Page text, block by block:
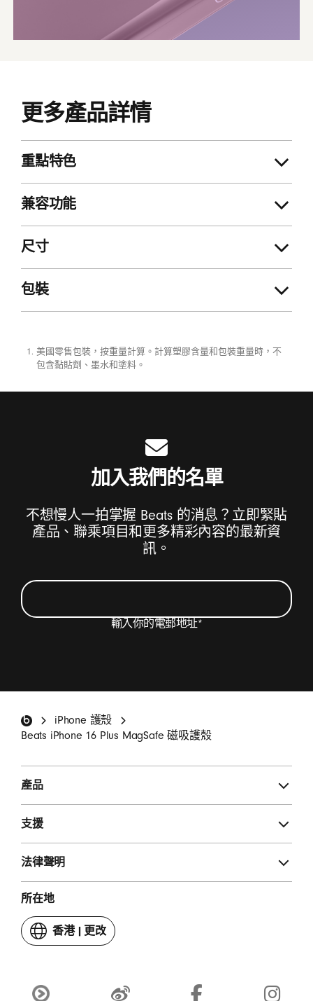
更多產品詳情
重點特色
兼容功能
尺寸
包裝
註腳
美國零售包裝，按重量計算。計算塑膠含量和包裝重量時，不
包含黏貼劑、墨水和塗料。
加入我們的名單
不想慢人一拍掌握 Beats 的消息？立即緊貼
產品、聯乘項目和更多精彩內容的最新資
訊。
輸入你的電郵地址*
Beats 註腳
iPhone 護殼
Beats iPhone 16 Plus MagSafe 磁吸護殼
產品
支援
法律聲明
所在地
香港 更改
你